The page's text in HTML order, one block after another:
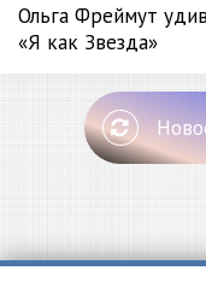
Ольга Фреймут
«Я как Звезда»